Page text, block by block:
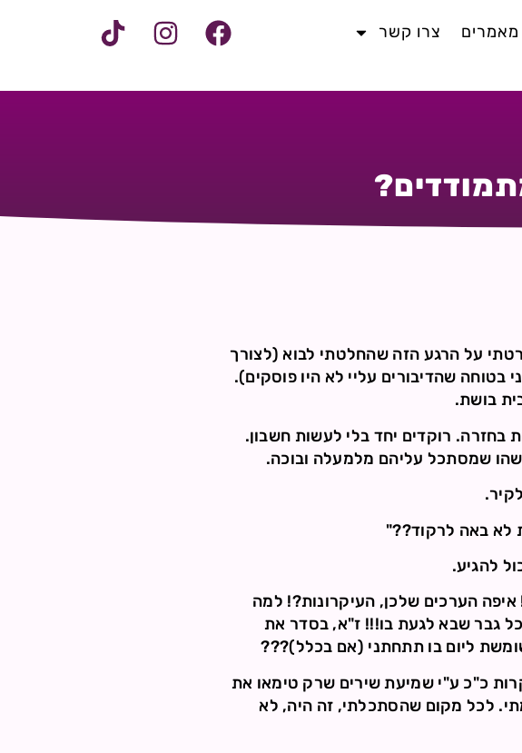
מאמרים צרו קשר
על הרגע הזה שהחלטתי לבוא (לצורך
בטוחה שהדיבורים עליי לא היו פוסקים).
בושת.
בחזרה. רוקדים יחד בלי לעשות חשבון.
שמסתכל עליהם מלמעלה ובוכה.
לא באה לרקוד??"
להגיע.
הערכים שלכן, העיקרונות?! למה
גבר שבא לגעת בו!!! ז"א, בסדר את
ליום בו תתחתני (אם בכלל)???
עד היכן יכול להגיע שפל. העברתי 4 שעות יקרות כ"כ ע"י שמיעת שירים שרק טימאו את
לכל מקום שהסתכלתי, זה היה, לא